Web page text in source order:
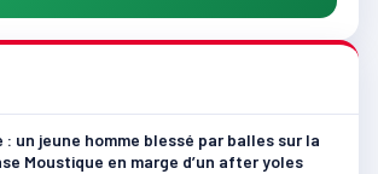
un jeune homme blessé par balles sur la
Moustique en marge d’un after yoles